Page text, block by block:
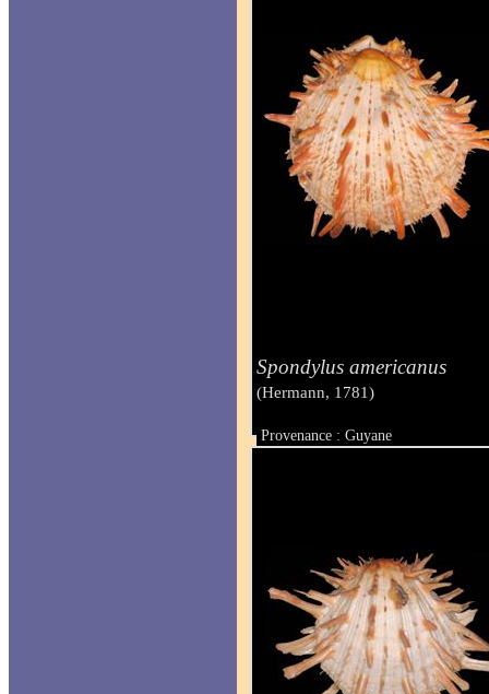
Spondylus americanus
(Hermann, 1781)
Provenance : Guyane
Taille : 160 mm